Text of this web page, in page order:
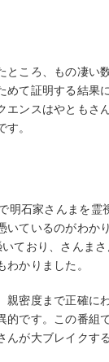
ところ、もの凄い
めて証明する結果
エンスはやともさ
。
明石家さんまを霊
いているのがわか
ており、さんま
かりました。
親密度まで正確に
的です。この番組
んが大ブレイクす